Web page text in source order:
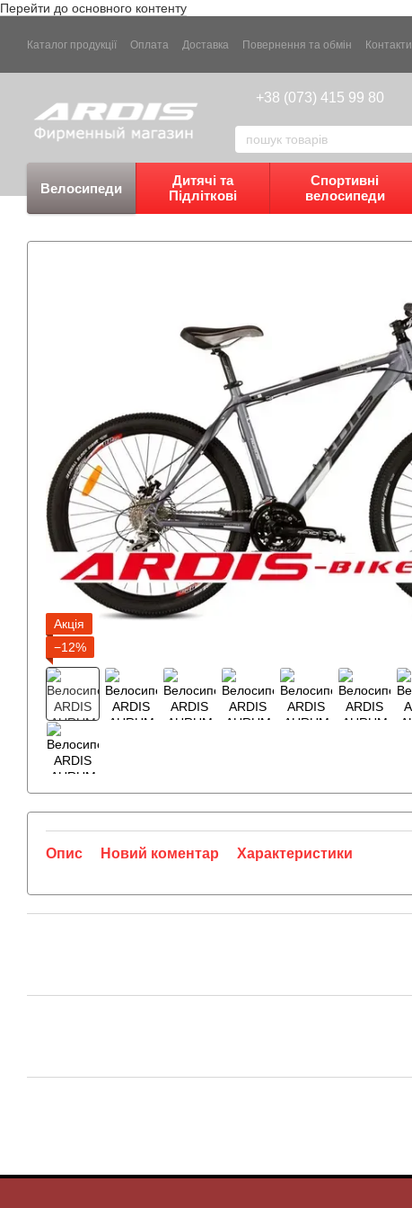
Перейти до основного контенту
Каталог продукції Оплата Доставка Повернення та обмін Контакти
+38 (073) 415 99 80
Велосипеди
Дитячі та
Підліткові
Спортивні
велосипеди
Акція
−12%
Опис Новий коментар Характеристики